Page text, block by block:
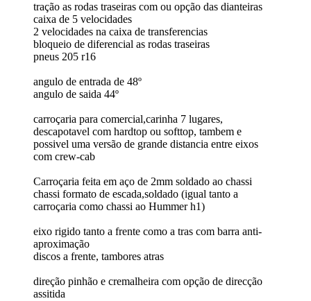
tração as rodas traseiras com ou opção das dianteiras
caixa de 5 velocidades
2 velocidades na caixa de transferencias
bloqueio de diferencial as rodas traseiras
pneus 205 r16
angulo de entrada de 48º
angulo de saida 44º
carroçaria para comercial,carinha 7 lugares,
descapotavel com hardtop ou softtop, tambem e
possivel uma versão de grande distancia entre eixos
com crew-cab
Carroçaria feita em aço de 2mm soldado ao chassi
chassi formato de escada,soldado (igual tanto a
carroçaria como chassi ao Hummer h1)
eixo rigido tanto a frente como a tras com barra anti-
aproximação
discos a frente, tambores atras
direção pinhão e cremalheira com opção de direcção
assitida